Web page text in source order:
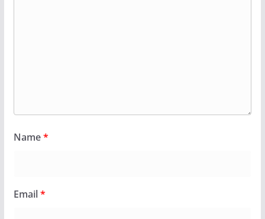
Name*
Email*